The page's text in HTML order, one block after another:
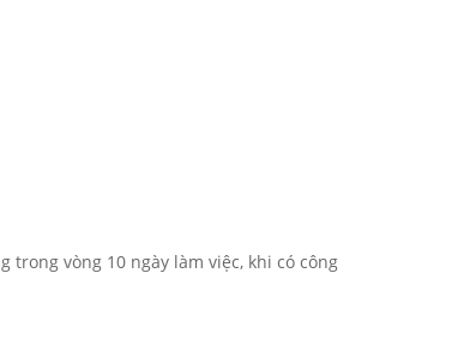
vòng 10 ngày làm việc, khi có công